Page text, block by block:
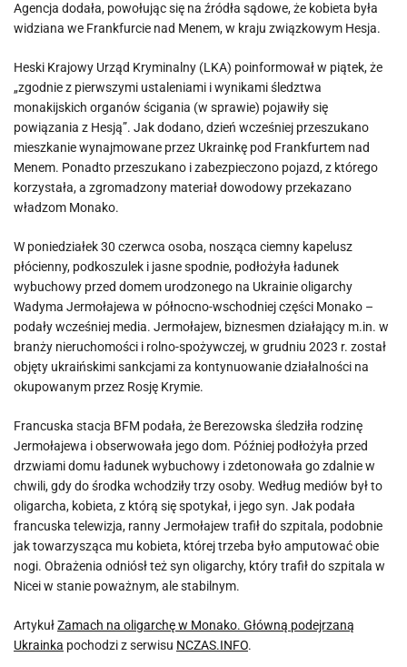
Agencja dodała, powołując się na źródła sądowe, że kobieta była
widziana we Frankfurcie nad Menem, w kraju związkowym Hesja.
Heski Krajowy Urząd Kryminalny (LKA) poinformował w piątek, że
„zgodnie z pierwszymi ustaleniami i wynikami śledztwa
monakijskich organów ścigania (w sprawie) pojawiły się
powiązania z Hesją”. Jak dodano, dzień wcześniej przeszukano
mieszkanie wynajmowane przez Ukrainkę pod Frankfurtem nad
Menem. Ponadto przeszukano i zabezpieczono pojazd, z którego
korzystała, a zgromadzony materiał dowodowy przekazano
władzom Monako.
W poniedziałek 30 czerwca osoba, nosząca ciemny kapelusz
płócienny, podkoszulek i jasne spodnie, podłożyła ładunek
wybuchowy przed domem urodzonego na Ukrainie oligarchy
Wadyma Jermołajewa w północno-wschodniej części Monako –
podały wcześniej media. Jermołajew, biznesmen działający m.in. w
branży nieruchomości i rolno-spożywczej, w grudniu 2023 r. został
objęty ukraińskimi sankcjami za kontynuowanie działalności na
okupowanym przez Rosję Krymie.
Francuska stacja BFM podała, że Berezowska śledziła rodzinę
Jermołajewa i obserwowała jego dom. Później podłożyła przed
drzwiami domu ładunek wybuchowy i zdetonowała go zdalnie w
chwili, gdy do środka wchodziły trzy osoby. Według mediów był to
oligarcha, kobieta, z którą się spotykał, i jego syn. Jak podała
francuska telewizja, ranny Jermołajew trafił do szpitala, podobnie
jak towarzysząca mu kobieta, której trzeba było amputować obie
nogi. Obrażenia odniósł też syn oligarchy, który trafił do szpitala w
Nicei w stanie poważnym, ale stabilnym.
ArtykułZamach na oligarchę w Monako. Główną podejrzaną
Ukrainka pochodzi z serwisu NCZAS.INFO.